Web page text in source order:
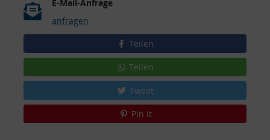
E-Mail-Anfrage
anfragen
Teilen
Teilen
Tweet
Pin it